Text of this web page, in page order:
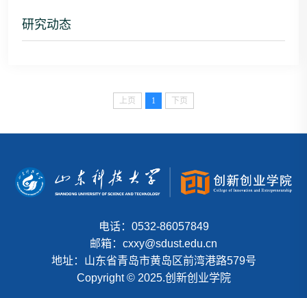
研究动态
上页 1 下页
电话：0532-86057849
邮箱：cxxy@sdust.edu.cn
地址：山东省青岛市黄岛区前湾港路579号
Copyright © 2025.创新创业学院